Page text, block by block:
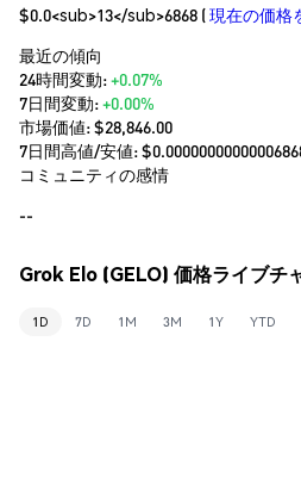
$0.0<sub>13</sub>6868 (現在の価格
最近の傾向
24時間変動:+0.07%
7日間変動:+0.00%
市場価値:$28,846.00
7日間高値/安値: $
コミュニティの感情
--
Grok Elo (GELO) 価格ライブチ
1D 7D 1M 3M 1Y YTD